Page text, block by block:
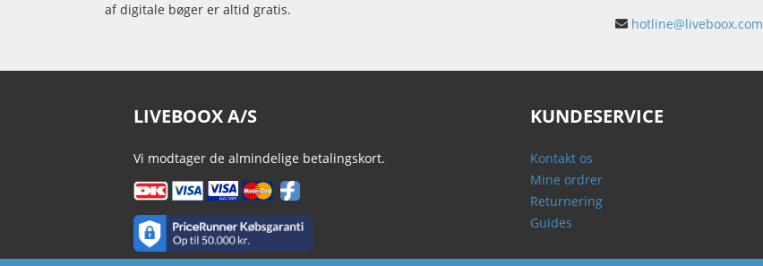
af digitale bøger er altid gratis.
hotline@liveboox.com
LIVEBOOX A/S
Vi modtager de almindelige betalingskort.
KUNDESERVICE
Kontakt os
Mine ordrer
Returnering
Guides